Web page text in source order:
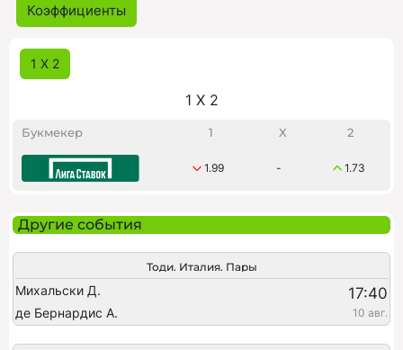
Коэффициенты
1 X 2
1 X 2
Букмекер 1 X 2
1.99 - 1.73
Другие события
Тоди. Италия. Пары
Михальски Д. 17:40
де Бернардис А. 10 авг.